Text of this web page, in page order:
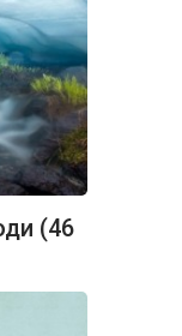
(46